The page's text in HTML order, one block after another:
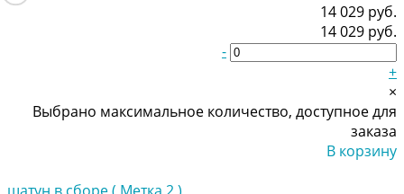
14 029 руб.
14 029 руб.
-
+
×
Выбрано максимальное количество, доступное для
заказа
В корзину